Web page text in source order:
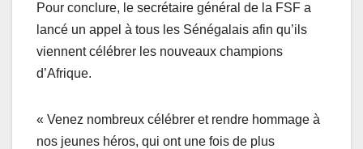
Pour conclure, le secrétaire général de la FSF a
lancé un appel à tous les Sénégalais afin qu’ils
viennent célébrer les nouveaux champions
d’Afrique.
« Venez nombreux célébrer et rendre hommage à
nos jeunes héros, qui ont une fois de plus